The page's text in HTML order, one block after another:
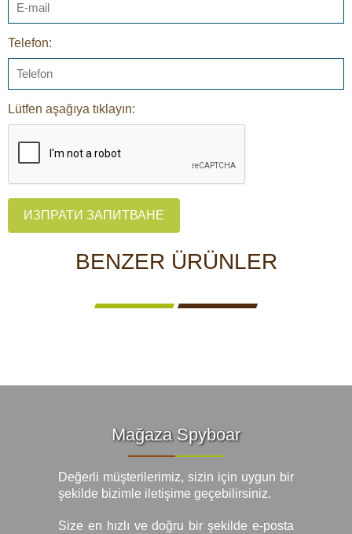
Telefon:
Lütfen aşağıya tıklayın:
ИЗПРАТИ ЗАПИТВАНЕ
BENZER ÜRÜNLER
Mağaza Spyboar
Değerli müşterilerimiz, sizin için uygun bir
şekilde bizimle iletişime geçebilirsiniz.
Size en hızlı ve doğru bir şekilde e-posta